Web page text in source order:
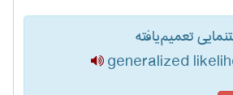
تعمیم‌یافته
generalized